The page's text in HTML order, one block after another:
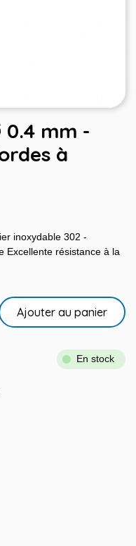
0.4 mm -
à
inoxydable 302 -
Excellente résistance à la
Ajouter au panier
En stock